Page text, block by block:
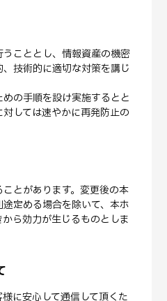
こととし、情報資産の機密
技術的に適切な対策を講じ
の手順を設け実施するとと
しては速やかに再発防止の
とがあります。変更後の本
定める場合を除いて、本ホ
ら効力が生じるものとしま
に安心して通信して頂くた